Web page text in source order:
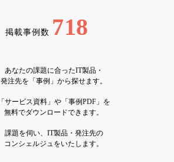
掲載事例数 718
あなたの課題に合ったIT製品・
発注先を「事例」から探せます。
「サービス資料」や「事例PDF」を
無料でダウンロードできます。
課題を伺い、IT製品・発注先の
コンシェルジュをいたします。